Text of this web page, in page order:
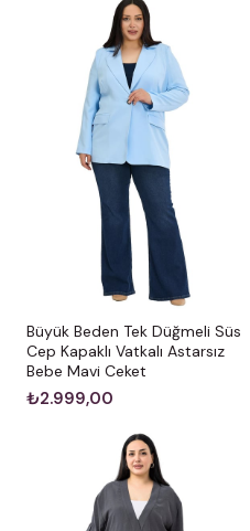
Büyük Beden Tek Düğmeli Süs
Cep Kapaklı Vatkalı Astarsız
Bebe Mavi Ceket
₺2.999,00